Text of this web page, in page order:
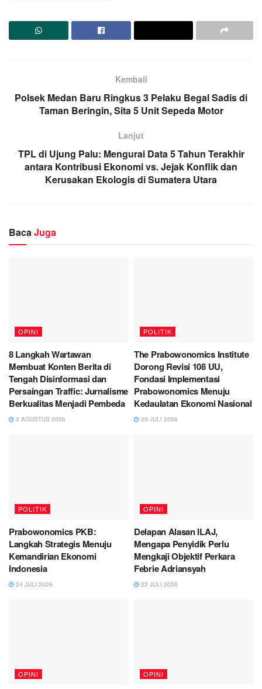
Kembali
Polsek Medan Baru Ringkus 3 Pelaku Begal Sadis di
Taman Beringin, Sita 5 Unit Sepeda Motor
Lanjut
TPL di Ujung Palu: Mengurai Data 5 Tahun Terakhir
antara Kontribusi Ekonomi vs. Jejak Konflik dan
Kerusakan Ekologis di Sumatera Utara
BacaJuga
OPINI
8 Langkah Wartawan
Membuat Konten Berita di
Tengah Disinformasi dan
Persaingan Traffic: Jurnalisme
Berkualitas Menjadi Pembeda
3 AGUSTUS 2026
POLITIK
The Prabowonomics Institute
Dorong Revisi 108 UU,
Fondasi Implementasi
Prabowonomics Menuju
Kedaulatan Ekonomi Nasional
29 JULI 2026
POLITIK
Prabowonomics PKB:
Langkah Strategis Menuju
Kemandirian Ekonomi
Indonesia
24 JULI 2026
OPINI
Delapan Alasan ILAJ,
Mengapa Penyidik Perlu
Mengkaji Objektif Perkara
Febrie Adriansyah
22 JULI 2026
OPINI OPINI